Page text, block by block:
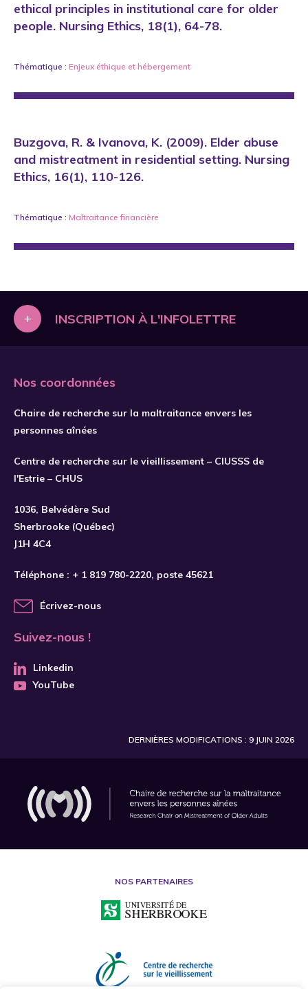
ethical principles in institutional care for older
people. Nursing Ethics, 18(1), 64-78.
Thématique : Enjeux éthique et hébergement
Buzgova, R. & Ivanova, K. (2009). Elder abuse
and mistreatment in residential setting. Nursing
Ethics, 16(1), 110-126.
Thématique : Maltraitance financière
+ INSCRIPTION À L'INFOLETTRE
Nos coordonnées
Chaire de recherche sur la maltraitance envers les
personnes aînées
Centre de recherche sur le vieillissement – CIUSSS de
l'Estrie – CHUS
1036, Belvédère Sud
Sherbrooke (Québec)
J1H 4C4
Téléphone : + 1 819 780-2220, poste 45621
Écrivez-nous
Suivez-nous !
Linkedin
YouTube
DERNIÈRES MODIFICATIONS : 9 JUIN 2026
NOS PARTENAIRES